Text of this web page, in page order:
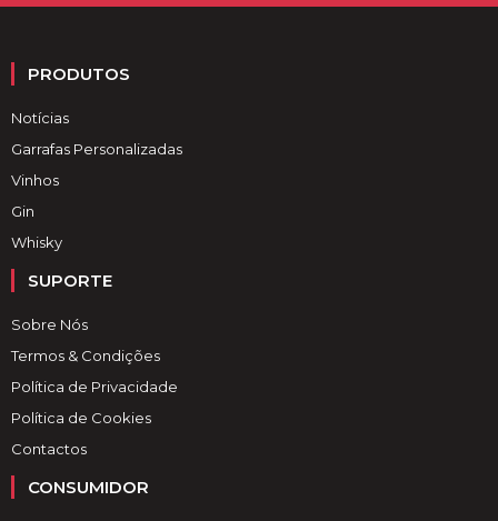
PRODUTOS
Notícias
Garrafas Personalizadas
Vinhos
Gin
Whisky
SUPORTE
Sobre Nós
Termos & Condições
Política de Privacidade
Política de Cookies
Contactos
CONSUMIDOR